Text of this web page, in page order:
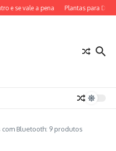
e se vale a pena Plantas para
Bluetooth: 9 produtos